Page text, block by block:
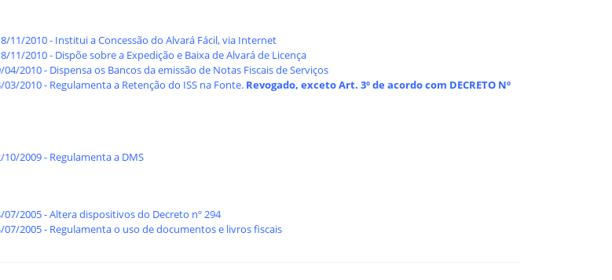
11/2010 - Institui a Concessão do Alvará Fácil, via Internet
11/2010 - Dispõe sobre a Expedição e Baixa de Alvará de Licença
04/2010 - Dispensa os Bancos da emissão de Notas Fiscais de Serviços
03/2010 - Regulamenta a Retenção do ISS na Fonte. Revogado, exceto Art. 3º de acordo com DECRETO Nº
10/2009 - Regulamenta a DMS
07/2005 - Altera dispositivos do Decreto nº 294
07/2005 - Regulamenta o uso de documentos e livros fiscais